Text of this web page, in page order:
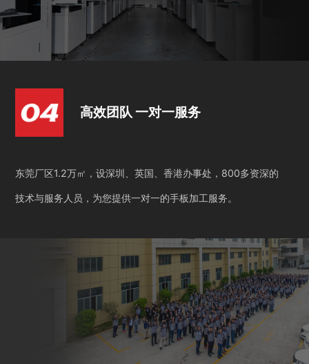
高效团队 一对一服务
东莞厂区1.2万㎡，设深圳、英国、香港办事处，800多资深的
技术与服务人员，为您提供一对一的手板加工服务。